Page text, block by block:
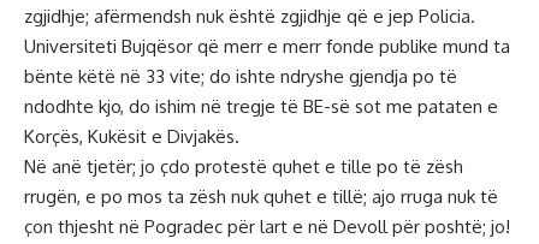
zgjidhje; afërmendsh nuk është zgjidhje që e jep Policia.
Universiteti Bujqësor që merr e merr fonde publike mund ta
bënte këtë në 33 vite; do ishte ndryshe gjendja po të
ndodhte kjo, do ishim në tregje të BE-së sot me pataten e
Korçës, Kukësit e Divjakës.
Në anë tjetër; jo çdo protestë quhet e tille po të zësh
rrugën, e po mos ta zësh nuk quhet e tillë; ajo rruga nuk të
çon thjesht në Pogradec për lart e në Devoll për poshtë; jo!